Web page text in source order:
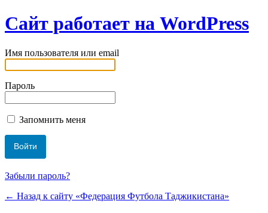
Сайт работает на WordPress
Имя пользователя или email
Пароль
Запомнить меня
Забыли пароль?
← Назад к сайту «Федерация Футбола Таджикистана»